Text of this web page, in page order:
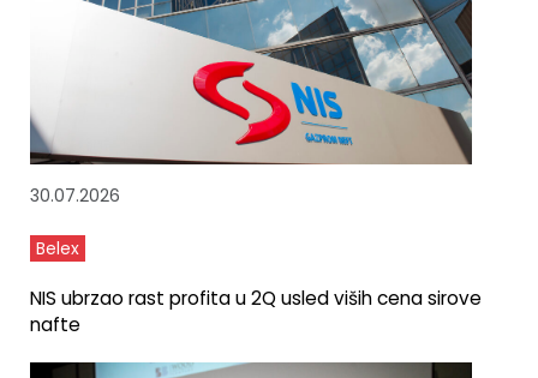
30.07.2026
Belex
NIS ubrzao rast profita u 2Q usled viših cena sirove
nafte